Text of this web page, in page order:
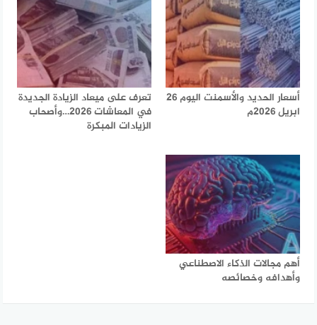
أسعار الحديد والأسمنت اليوم 26
ابريل 2026م
تعرف على ميعاد الزيادة الجديدة
في المعاشات 2026…وأصحاب
الزيادات المبكرة
أهم مجالات الذكاء الاصطناعي
وأهدافه وخصائصه